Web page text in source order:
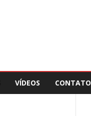
VÍDEOS CONTATO